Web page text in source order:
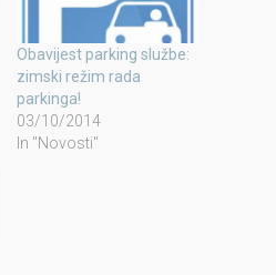
Obavijest parking službe:
zimski režim rada
parkinga!
03/10/2014
In "Novosti"